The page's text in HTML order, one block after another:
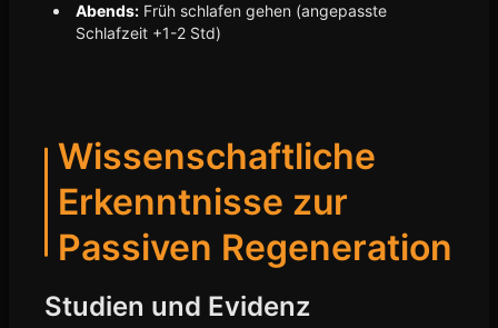
Abends: Früh schlafen gehen (angepasste
Schlafzeit +1-2 Std)
Wissenschaftliche
Erkenntnisse zur
Passiven Regeneration
Studien und Evidenz